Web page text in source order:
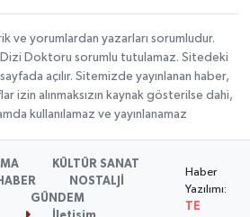
ve yorumlardan yazarları sorumludur.
Dizi Doktoru sorumlu tutulamaz. Sitedeki
açılır. Sitemizde yayınlanan haber,
izin alınmaksızın kaynak gösterilse dahi,
kullanılamaz ve yayınlanamaz
KÜLTÜR SANAT
NOSTALJİ
GÜNDEM
Haber
Yazılımı:
TE